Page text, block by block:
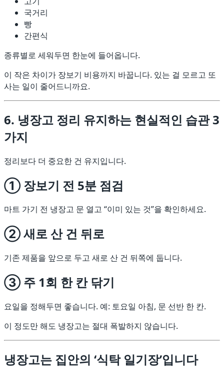
국거리
빵
간편식
종류별로 세워두면 한눈에 들어옵니다.
이 작은 차이가 장보기 비용까지 바꿉니다. 있는 걸 모르고 또
사는 일이 줄어드니까요.
6. 냉장고 정리 유지하는 현실적인 습관 3
가지
정리보다 더 중요한 건 유지입니다.
① 장보기 전 5분 점검
마트 가기 전 냉장고 문 열고 “이미 있는 것”을 확인하세요.
② 새로 산 건 뒤로
기존 제품을 앞으로 두고 새로 산 건 뒤쪽에 둡니다.
③ 주 1회 한 칸 닦기
요일을 정해두면 좋습니다. 예: 토요일 아침, 문 선반 한 칸.
이 정도만 해도 냉장고는 절대 폭발하지 않습니다.
냉장고는 집안의 ‘식탁 일기장’입니다